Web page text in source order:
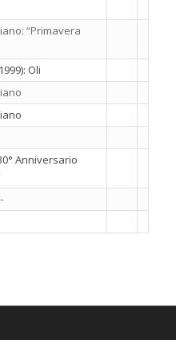
“Primavera
Oli
Anniversario